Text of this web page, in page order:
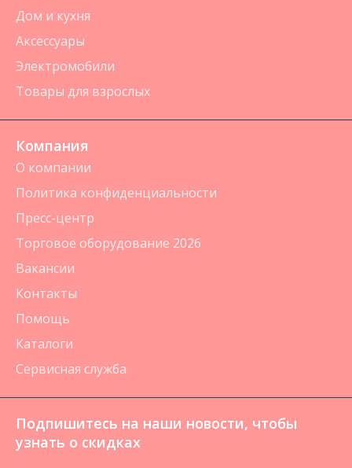
Дом и кухня
Аксессуары
Электромобили
Товары для взрослых
Компания
О компании
Политика конфиденциальности
Пресс-центр
Торговое оборудование 2026
Вакансии
Контакты
Помощь
Каталоги
Сервисная служба
Подпишитесь на наши новости, чтобы
узнать о скидках